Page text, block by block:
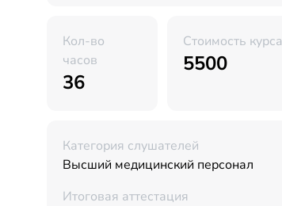
Кол-во
часов
36
Стоимость курса
5500
Категория слушателей
Высший медицинский персонал
Итоговая аттестация